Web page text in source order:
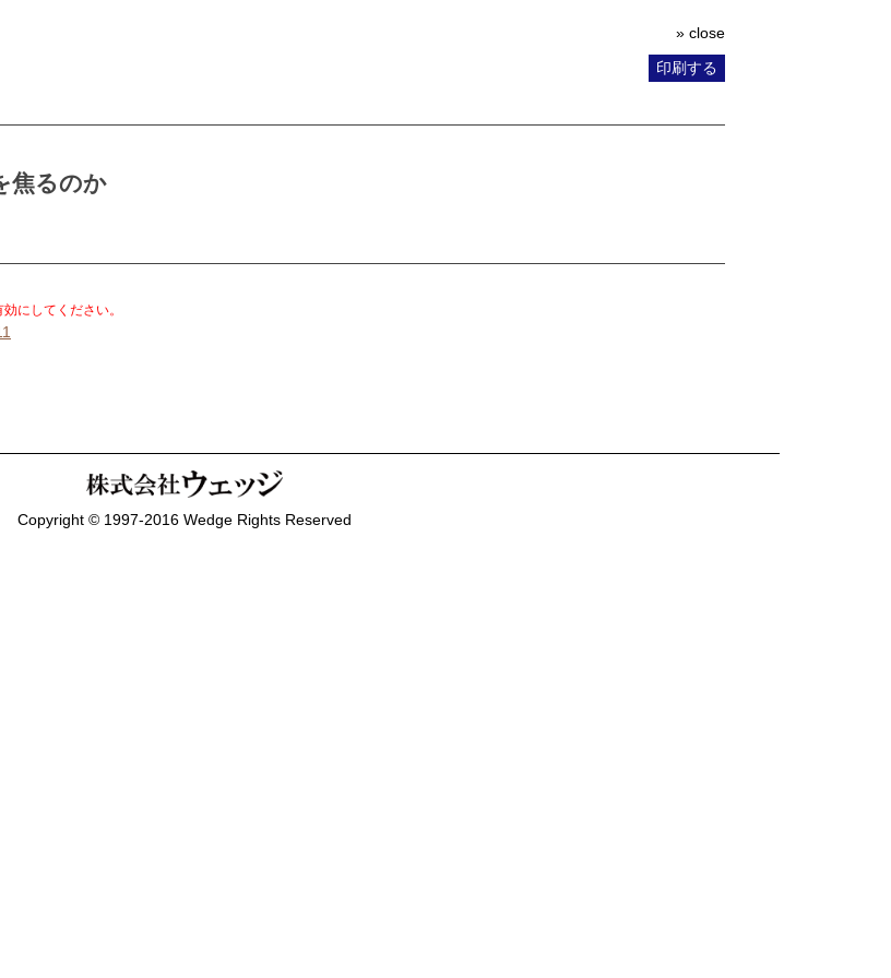
» close
印刷する
焦るのか
にしてください。
Copyright © 1997-2016 Wedge Rights Reserved